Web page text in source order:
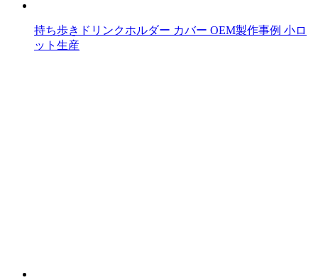
持ち歩きドリンクホルダー カバー OEM製作事例 小ロ
ット生産